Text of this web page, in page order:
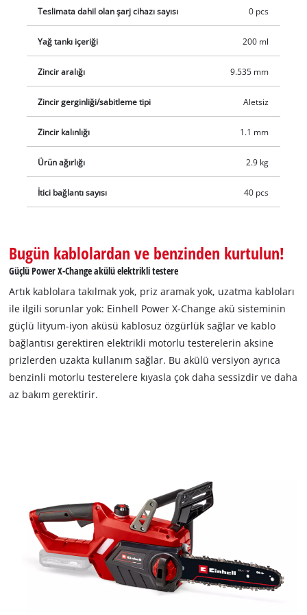
Teslimata dahil olan şarj cihazı sayısı 0 pcs
Yağ tankı içeriği 200 ml
Zincir aralığı 9.535 mm
Zincir gerginliği/sabitleme tipi Aletsiz
Zincir kalınlığı 1.1 mm
Ürün ağırlığı 2.9 kg
İtici bağlantı sayısı 40 pcs
Bugün kablolardan ve benzinden kurtulun!
Güçlü Power X-Change akülü elektrikli testere
Artık kablolara takılmak yok, priz aramak yok, uzatma kabloları
ile ilgili sorunlar yok: Einhell Power X-Change akü sisteminin
güçlü lityum-iyon aküsü kablosuz özgürlük sağlar ve kablo
bağlantısı gerektiren elektrikli motorlu testerelerin aksine
prizlerden uzakta kullanım sağlar. Bu akülü versiyon ayrıca
benzinli motorlu testerelere kıyasla çok daha sessizdir ve daha
az bakım gerektirir.